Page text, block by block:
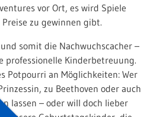
vor Ort, es wird Spiele
zu gewinnen gibt.
somit die Nachwuchscacher –
professionelle Kinderbetreuung.
Potpourri an Möglichkeiten: Wer
zu Beethoven oder auch
lassen – oder will doch lieber